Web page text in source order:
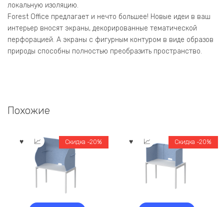
локальную изоляцию.
Forest Office предлагает и нечто большее! Новые идеи в ваш
интерьер вносят экраны, декорированные тематической
перфорацией. А экраны с фигурным контуром в виде образов
природы способны полностью преобразить пространство.
Похожие
Скидка -20% Скидка -20%